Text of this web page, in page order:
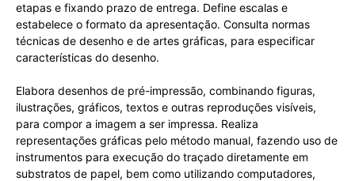
etapas e fixando prazo de entrega. Define escalas e
estabelece o formato da apresentação. Consulta normas
técnicas de desenho e de artes gráficas, para especificar
características do desenho.
Elabora desenhos de pré-impressão, combinando figuras,
ilustrações, gráficos, textos e outras reproduções visíveis,
para compor a imagem a ser impressa. Realiza
representações gráficas pelo método manual, fazendo uso de
instrumentos para execução do traçado diretamente em
substratos de papel, bem como utilizando computadores,